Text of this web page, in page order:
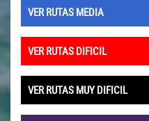
VER RUTAS MEDIA
VER RUTAS DIFICIL
VER RUTAS MUY DIFICIL